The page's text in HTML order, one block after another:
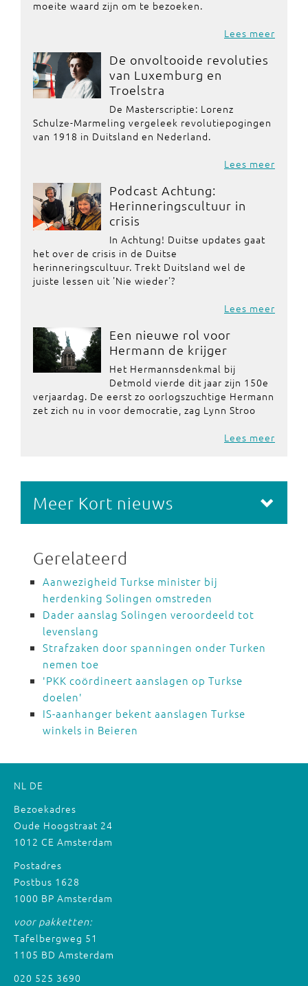
moeite waard zijn om te bezoeken.
Lees meer
De onvoltooide revoluties
van Luxemburg en
Troelstra
De Masterscriptie: Lorenz
Schulze-Marmeling vergeleek revolutiepogingen
van 1918 in Duitsland en Nederland.
Lees meer
Podcast Achtung:
Herinneringscultuur in
crisis
In Achtung! Duitse updates gaat
het over de crisis in de Duitse
herinneringscultuur. Trekt Duitsland wel de
juiste lessen uit 'Nie wieder'?
Lees meer
Een nieuwe rol voor
Hermann de krijger
Het Hermannsdenkmal bij
Detmold vierde dit jaar zijn 150e
verjaardag. De eerst zo oorlogszuchtige Hermann
zet zich nu in voor democratie, zag Lynn Stroo
Lees meer
Meer Kort nieuws
Gerelateerd
Aanwezigheid Turkse minister bij
herdenking Solingen omstreden
Dader aanslag Solingen veroordeeld tot
levenslang
Strafzaken door spanningen onder Turken
nemen toe
'PKK coördineert aanslagen op Turkse
doelen'
IS-aanhanger bekent aanslagen Turkse
winkels in Beieren
NL DE
Bezoekadres
Oude Hoogstraat 24
1012 CE Amsterdam
Postadres
Postbus 1628
1000 BP Amsterdam
voor pakketten:
Tafelbergweg 51
1105 BD Amsterdam
020 525 3690